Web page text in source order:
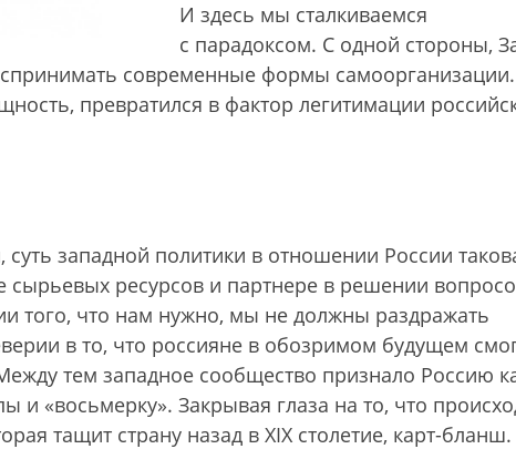
И здесь мы сталкиваемся
с парадоксом. С одной стороны,
современные формы самоорганизации.
превратился в фактор легитимации
суть западной политики в отношении России
сырьевых ресурсов и партнере в решении
того, что нам нужно, мы не должны раздражать
в то, что россияне в обозримом будущем
тем западное сообщество признало Россию
и «восьмерку». Закрывая глаза на то, что
тащит страну назад в XIX столетие, карт-